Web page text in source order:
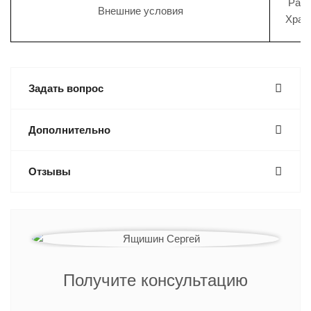
Внешние условия
Задать вопрос
Дополнительно
Отзывы
Получите консультацию